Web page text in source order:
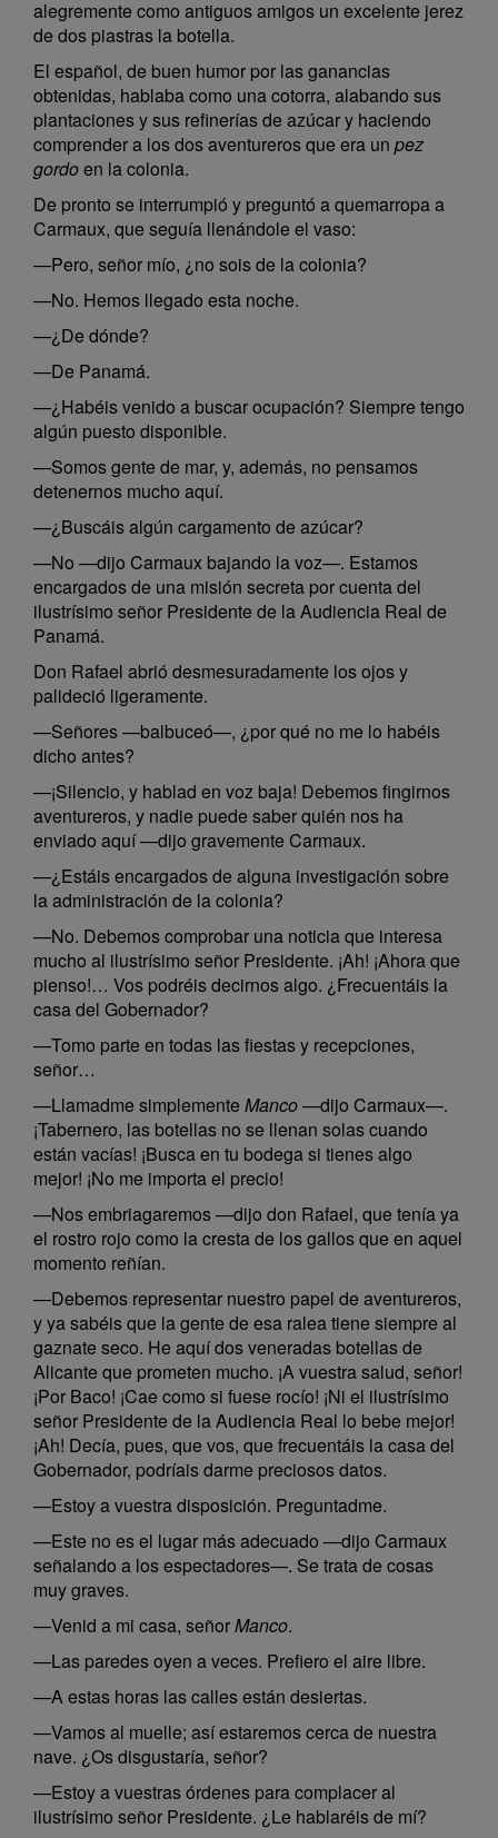
alegremente como antiguos amigos un excelente jerez
de dos piastras la botella.
El español, de buen humor por las ganancias
obtenidas, hablaba como una cotorra, alabando sus
plantaciones y sus refinerías de azúcar y haciendo
comprender a los dos aventureros que era un pez
gordoen la colonia.
De pronto se interrumpió y preguntó a quemarropa a
Carmaux, que seguía llenándole el vaso:
—Pero, señor mío, ¿no sois de la colonia?
—No. Hemos llegado esta noche.
—¿De dónde?
—De Panamá.
—¿Habéis venido a buscar ocupación? Siempre tengo
algún puesto disponible.
—Somos gente de mar, y, además, no pensamos
detenernos mucho aquí.
—¿Buscáis algún cargamento de azúcar?
—No —dijo Carmaux bajando la voz—. Estamos
encargados de una misión secreta por cuenta del
ilustrísimo señor Presidente de la Audiencia Real de
Panamá.
Don Rafael abrió desmesuradamente los ojos y
palideció ligeramente.
—Señores —balbuceó—, ¿por qué no me lo habéis
dicho antes?
—¡Silencio, y hablad en voz baja! Debemos fingirnos
aventureros, y nadie puede saber quién nos ha
enviado aquí —dijo gravemente Carmaux.
—¿Estáis encargados de alguna investigación sobre
la administración de la colonia?
—No. Debemos comprobar una noticia que interesa
mucho al ilustrísimo señor Presidente. ¡Ah! ¡Ahora que
pienso!… Vos podréis decirnos algo. ¿Frecuentáis la
casa del Gobernador?
—Tomo parte en todas las fiestas y recepciones,
señor…
—Llamadme simplemente Manco—dijo Carmaux—.
¡Tabernero, las botellas no se llenan solas cuando
están vacías! ¡Busca en tu bodega si tienes algo
mejor! ¡No me importa el precio!
—Nos embriagaremos —dijo don Rafael, que tenía ya
el rostro rojo como la cresta de los gallos que en aquel
momento reñían.
—Debemos representar nuestro papel de aventureros,
y ya sabéis que la gente de esa ralea tiene siempre al
gaznate seco. He aquí dos veneradas botellas de
Alicante que prometen mucho. ¡A vuestra salud, señor!
¡Por Baco! ¡Cae como si fuese rocío! ¡Ni el ilustrísimo
señor Presidente de la Audiencia Real lo bebe mejor!
¡Ah! Decía, pues, que vos, que frecuentáis la casa del
Gobernador, podríais darme preciosos datos.
—Estoy a vuestra disposición. Preguntadme.
—Este no es el lugar más adecuado —dijo Carmaux
señalando a los espectadores—. Se trata de cosas
muy graves.
—Venid a mi casa, señorManco.
—Las paredes oyen a veces. Prefiero el aire libre.
—A estas horas las calles están desiertas.
—Vamos al muelle; así estaremos cerca de nuestra
nave. ¿Os disgustaría, señor?
—Estoy a vuestras órdenes para complacer al
ilustrísimo señor Presidente. ¿Le hablaréis de mí?